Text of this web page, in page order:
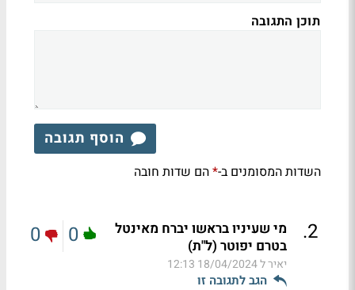
תוכן התגובה
הוסף תגובה
השדות המסומנים ב-*הם שדות חובה
2
.
מי שעיניו בראשו יברח מאינטל
בטרם יפוטר (ל"ת)
יאיר ל18/04/2024 12:13
הגב לתגובה זו
0
0